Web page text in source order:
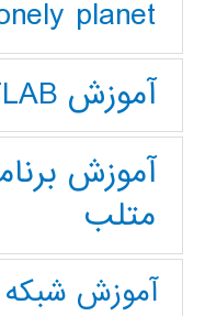
planet
آموزش MATLAB
آموزش
متلب
آموزش